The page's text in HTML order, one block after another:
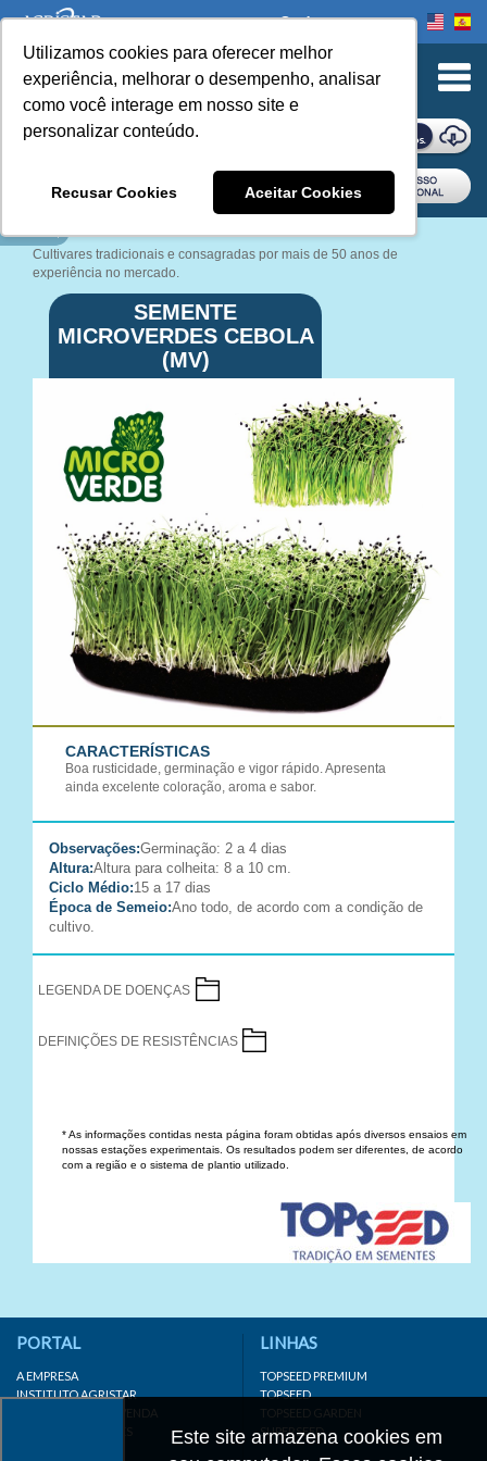
Utilizamos cookies para oferecer melhor
experiência, melhorar o desempenho, analisar
como você interage em nosso site e
personalizar conteúdo.
Recusar Cookies Aceitar Cookies
Onde comprar
ONDE COMPRAR
Cultivares tradicionais e consagradas por mais de 50 anos de
experiência no mercado.
SEMENTE
MICROVERDES CEBOLA
(MV)
CARACTERÍSTICAS
Boa rusticidade, germinação e vigor rápido. Apresenta
ainda excelente coloração, aroma e sabor.
Observações:Germinação: 2 a 4 dias
Altura:Altura para colheita: 8 a 10 cm.
Ciclo Médio:15 a 17 dias
Época de Semeio:Ano todo, de acordo com a condição de
cultivo.
LEGENDA DE DOENÇAS
DEFINIÇÕES DE RESISTÊNCIAS
* As informações contidas nesta página foram obtidas após diversos ensaios em
nossas estações experimentais. Os resultados podem ser diferentes, de acordo
com a região e o sistema de plantio utilizado.
Este site armazena cookies em
PORTAL
A EMPRESA
INSTITUTO AGRISTAR
DISTRIBUIDOR/REVENDA
LINKS IMPORTANTES
LINHAS
TOPSEED PREMIUM
TOPSEED
TOPSEED GARDEN
SUPERSEED